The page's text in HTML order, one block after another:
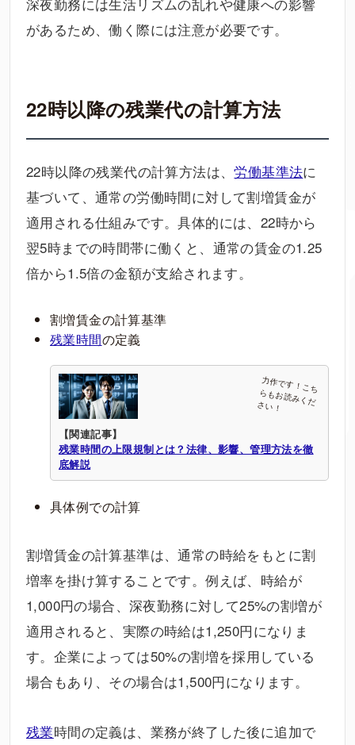
があるため、働く際には注意が必要です。
22時以降の残業代の計算方法
22時以降の残業代の計算方法は、労働基準法に
基づいて、通常の労働時間に対して割増賃金が
適用される仕組みです。具体的には、22時から
翌5時までの時間帯に働くと、通常の賃金の1.25
倍から1.5倍の金額が支給されます。
割増賃金の計算基準
残業時間の定義
【関連記事】
残業時間の上限規制とは？法律、影響、管理方法を徹
底解説
具体例での計算
割増賃金の計算基準は、通常の時給をもとに割
増率を掛け算することです。例えば、時給が
1,000円の場合、深夜勤務に対して25%の割増が
適用されると、実際の時給は1,250円になりま
す。企業によっては50%の割増を採用している
場合もあり、その場合は1,500円になります。
残業時間の定義は、業務が終了した後に追加で